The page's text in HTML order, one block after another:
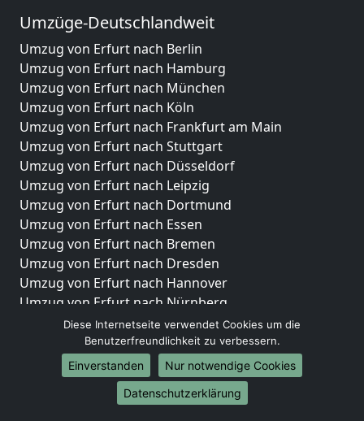
Umzüge-Deutschlandweit
Umzug von Erfurt nach Berlin
Umzug von Erfurt nach Hamburg
Umzug von Erfurt nach München
Umzug von Erfurt nach Köln
Umzug von Erfurt nach Frankfurt am Main
Umzug von Erfurt nach Stuttgart
Umzug von Erfurt nach Düsseldorf
Umzug von Erfurt nach Leipzig
Umzug von Erfurt nach Dortmund
Umzug von Erfurt nach Essen
Umzug von Erfurt nach Bremen
Umzug von Erfurt nach Dresden
Umzug von Erfurt nach Hannover
Umzug von Erfurt nach Nürnberg
Umzug von Erfurt nach Duisburg
Umzug von Erfurt nach Bochum
Umzug von Erfurt nach Wuppertal
Umzug von Erfurt nach Bielefeld
Umzug von Erfurt nach Bonn
Diese Internetseite verwendet Cookies um die
Benutzerfreundlichkeit zu verbessern.
Einverstanden
Nur notwendige Cookies
Datenschutzerklärung